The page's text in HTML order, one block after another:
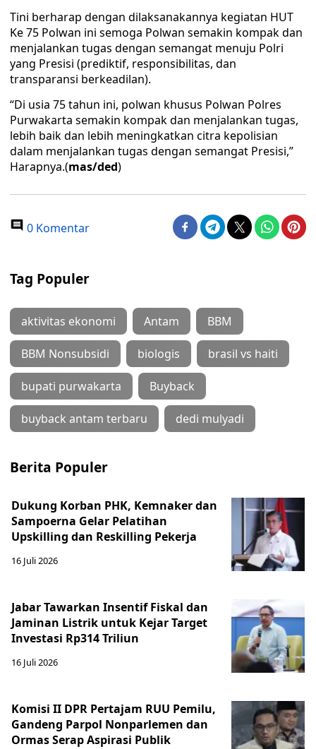
Tini berharap dengan dilaksanakannya kegiatan HUT
Ke 75 Polwan ini semoga Polwan semakin kompak dan
menjalankan tugas dengan semangat menuju Polri
yang Presisi (prediktif, responsibilitas, dan
transparansi berkeadilan).
“Di usia 75 tahun ini, polwan khusus Polwan Polres
Purwakarta semakin kompak dan menjalankan tugas,
lebih baik dan lebih meningkatkan citra kepolisian
dalam menjalankan tugas dengan semangat Presisi,”
Harapnya.(mas/ded)
0 Komentar
Tag Populer
aktivitas ekonomi Antam BBM
BBM Nonsubsidi biologis brasil vs haiti
bupati purwakarta Buyback
buyback antam terbaru dedi mulyadi
Berita Populer
Dukung Korban PHK, Kemnaker dan
Sampoerna Gelar Pelatihan
Upskilling dan Reskilling Pekerja
16 Juli 2026
Jabar Tawarkan Insentif Fiskal dan
Jaminan Listrik untuk Kejar Target
Investasi Rp314 Triliun
16 Juli 2026
Komisi II DPR Pertajam RUU Pemilu,
Gandeng Parpol Nonparlemen dan
Ormas Serap Aspirasi Publik